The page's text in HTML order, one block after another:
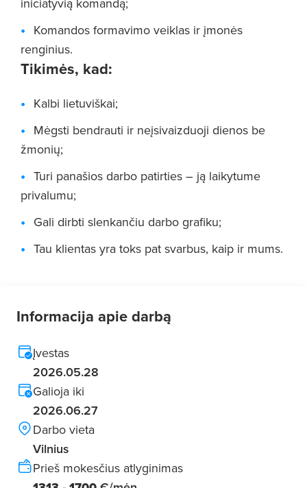
Tikimės, kad:
Kalbi lietuviškai;
Mėgsti bendrauti ir neįsivaizduoji dienos be
žmonių;
Turi panašios darbo patirties – ją laikytume
privalumu;
Gali dirbti slenkančiu darbo grafiku;
Tau klientas yra toks pat svarbus, kaip ir mums.
Komandos formavimo veiklas ir įmonės
renginius.
Informacija apie darbą
Įvestas
2026.05.28
Galioja iki
2026.06.27
Darbo vieta
Vilnius
Prieš mokesčius atlyginimas